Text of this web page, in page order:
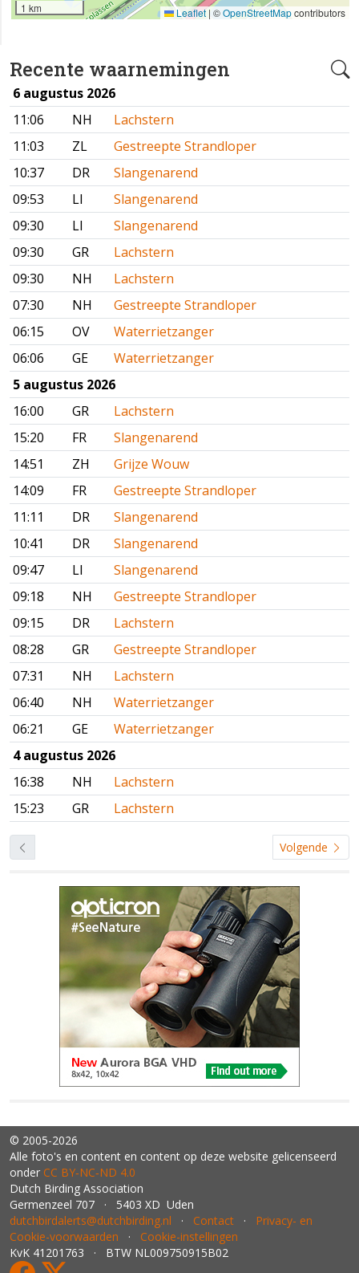
Recente waarnemingen
6 augustus 2026
11:06
NH
Lachstern
11:03
ZL
Gestreepte Strandloper
10:37
DR
Slangenarend
09:53
LI
Slangenarend
09:30
LI
Slangenarend
09:30
GR
Lachstern
09:30
NH
Lachstern
07:30
NH
Gestreepte Strandloper
06:15
OV
Waterrietzanger
06:06
GE
Waterrietzanger
5 augustus 2026
16:00
GR
Lachstern
15:20
FR
Slangenarend
14:51
ZH
Grijze Wouw
14:09
FR
Gestreepte Strandloper
11:11
DR
Slangenarend
10:41
DR
Slangenarend
09:47
LI
Slangenarend
09:18
NH
Gestreepte Strandloper
09:15
DR
Lachstern
08:28
GR
Gestreepte Strandloper
07:31
NH
Lachstern
06:40
NH
Waterrietzanger
06:21
GE
Waterrietzanger
4 augustus 2026
16:38
NH
Lachstern
15:23
GR Lachstern
Volgende
1 km Leaflet | ©OpenStreetMapcontributors
© 2005-2026
Alle foto's en content en content op deze website gelicenseerd
onder CC BY‑NC‑ND 4.0
Dutch Birding Association
Germenzeel 707 · 5403 XD Uden
dutchbirdalerts@dutchbirding.nl · Contact · Privacy- en
Cookie-voorwaarden · Cookie-instellingen
KvK 41201763 · BTW NL009750915B02